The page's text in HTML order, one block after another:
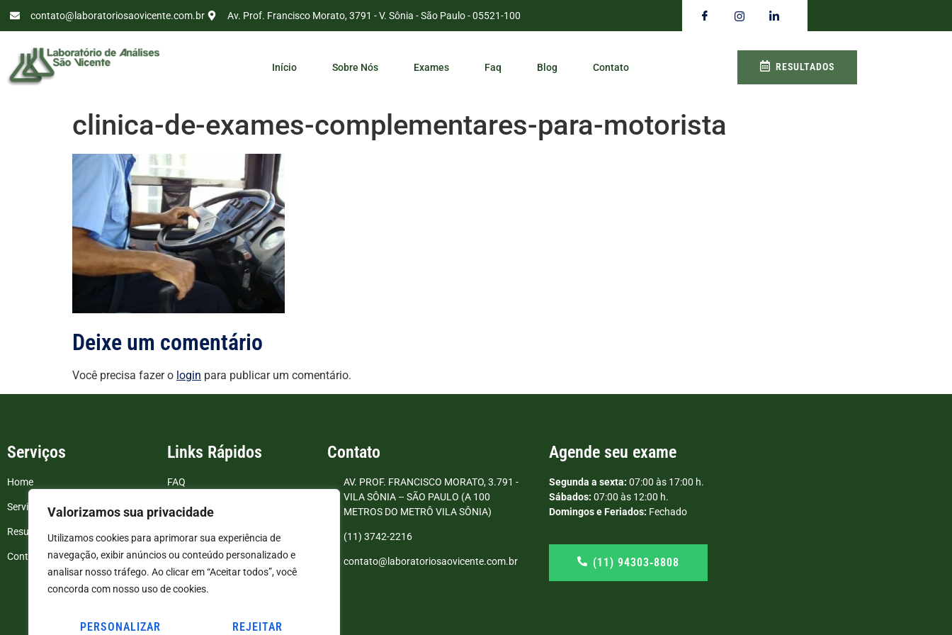
Valorizamos sua privacidade
Utilizamos cookies para aprimorar sua experiência de
navegação, exibir anúncios ou conteúdo personalizado e
analisar nosso tráfego. Ao clicar em “Aceitar todos”, você
concorda com nosso uso de cookies.
PERSONALIZAR REJEITAR
contato@laboratoriosaovicente.com.br Av. Prof. Francisco Morato, 3791 - V. Sônia - São Paulo - 05521-100
Início Sobre Nós Exames Faq Blog Contato RESULTADOS
clinica-de-exames-complementares-para-motorista
Deixe um comentário
Você precisa fazer o login para publicar um comentário.
Serviços
Home
Serviços
Resultados de exames
Contato
Links Rápidos
FAQ
Blog
Politica de Privacidade
Termos e Condições
Contato
AV. PROF. FRANCISCO MORATO, 3.791 -
VILA SÔNIA – SÃO PAULO (A 100
METROS DO METRÔ VILA SÔNIA)
(11) 3742-2216
contato@laboratoriosaovicente.com.br
Agende seu exame
Segunda a sexta: 07:00 às 17:00 h.
Sábados: 07:00 às 12:00 h.
Domingos e Feriados: Fechado
(11) 94303‑8808